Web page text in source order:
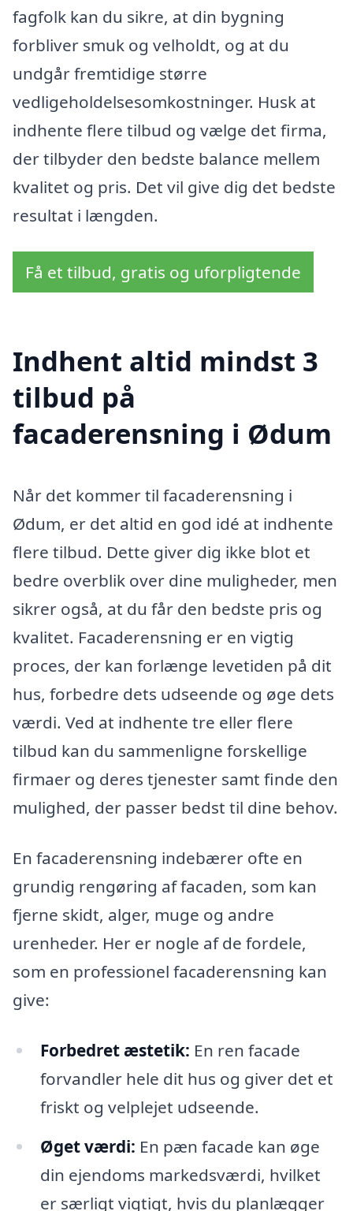
fagfolk kan du sikre, at din bygning
forbliver smuk og velholdt, og at du
undgår fremtidige større
vedligeholdelsesomkostninger. Husk at
indhente flere tilbud og vælge det firma,
der tilbyder den bedste balance mellem
kvalitet og pris. Det vil give dig det bedste
resultat i længden.
Få et tilbud, gratis og uforpligtende
Indhent altid mindst 3
tilbud på
facaderensning i Ødum
Når det kommer til facaderensning i
Ødum, er det altid en god idé at indhente
flere tilbud. Dette giver dig ikke blot et
bedre overblik over dine muligheder, men
sikrer også, at du får den bedste pris og
kvalitet. Facaderensning er en vigtig
proces, der kan forlænge levetiden på dit
hus, forbedre dets udseende og øge dets
værdi. Ved at indhente tre eller flere
tilbud kan du sammenligne forskellige
firmaer og deres tjenester samt finde den
mulighed, der passer bedst til dine behov.
En facaderensning indebærer ofte en
grundig rengøring af facaden, som kan
fjerne skidt, alger, muge og andre
urenheder. Her er nogle af de fordele,
som en professionel facaderensning kan
give:
Forbedret æstetik: En ren facade
forvandler hele dit hus og giver det et
friskt og velplejet udseende.
Øget værdi: En pæn facade kan øge
din ejendoms markedsværdi, hvilket
er særligt vigtigt, hvis du planlægger